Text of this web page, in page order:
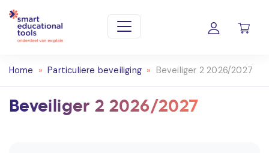
Home » Particuliere beveiliging » Beveiliger 2 2026/2027
Beveiliger 2 2026/2027